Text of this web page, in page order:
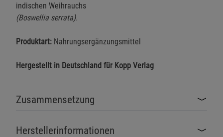
indischen Weihrauchs
(Boswellia serrata).
Produktart: Nahrungsergänzungsmittel
Hergestellt in Deutschland für Kopp Verlag
Zusammensetzung
Herstellerinformationen